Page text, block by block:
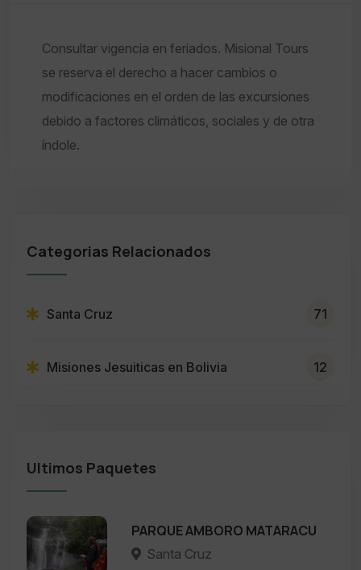
Consultar vigencia en feriados. Misional Tours
se reserva el derecho a hacer cambios o
modificaciones en el orden de las excursiones
debido a factores climáticos, sociales y de otra
índole.
Categorias Relacionados
Santa Cruz 71
Misiones Jesuiticas en Bolivia 12
Ultimos Paquetes
PARQUE AMBORO MATARACU
Santa Cruz